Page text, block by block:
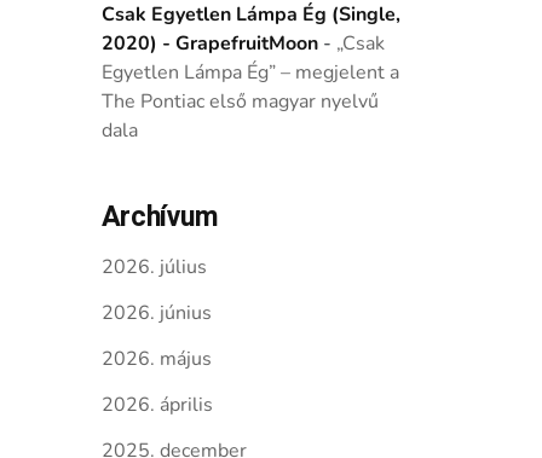
Csak Egyetlen Lámpa Ég (Single,
2020) - GrapefruitMoon- „Csak
Egyetlen Lámpa Ég” – megjelent a
The Pontiac első magyar nyelvű
dala
Archívum
2026. július
2026. június
2026. május
2026. április
2025. december